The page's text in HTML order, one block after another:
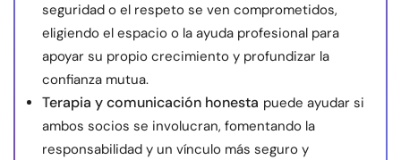
seguridad o el respeto se ven comprometidos,
eligiendo el espacio o la ayuda profesional para
apoyar su propio crecimiento y profundizar la
confianza mutua.
Terapia y comunicación honesta puede ayudar si
ambos socios se involucran, fomentando la
responsabilidad y un vínculo más seguro y